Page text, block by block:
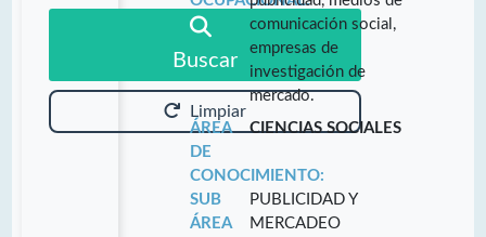
Buscar
Limpiar
comunicación social,
empresas de
investigación de
mercado.
ÁREA
DE
CONOCIMIENTO:
CIENCIAS SOCIALES
SUB
ÁREA
PUBLICIDAD Y
MERCADEO